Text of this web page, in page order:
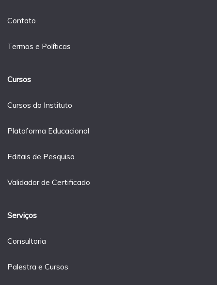
Contato
Termos e Políticas
Cursos
Cursos do Instituto
Plataforma Educacional
Editais de Pesquisa
Validador de Certificado
Serviços
Consultoria
Palestra e Cursos